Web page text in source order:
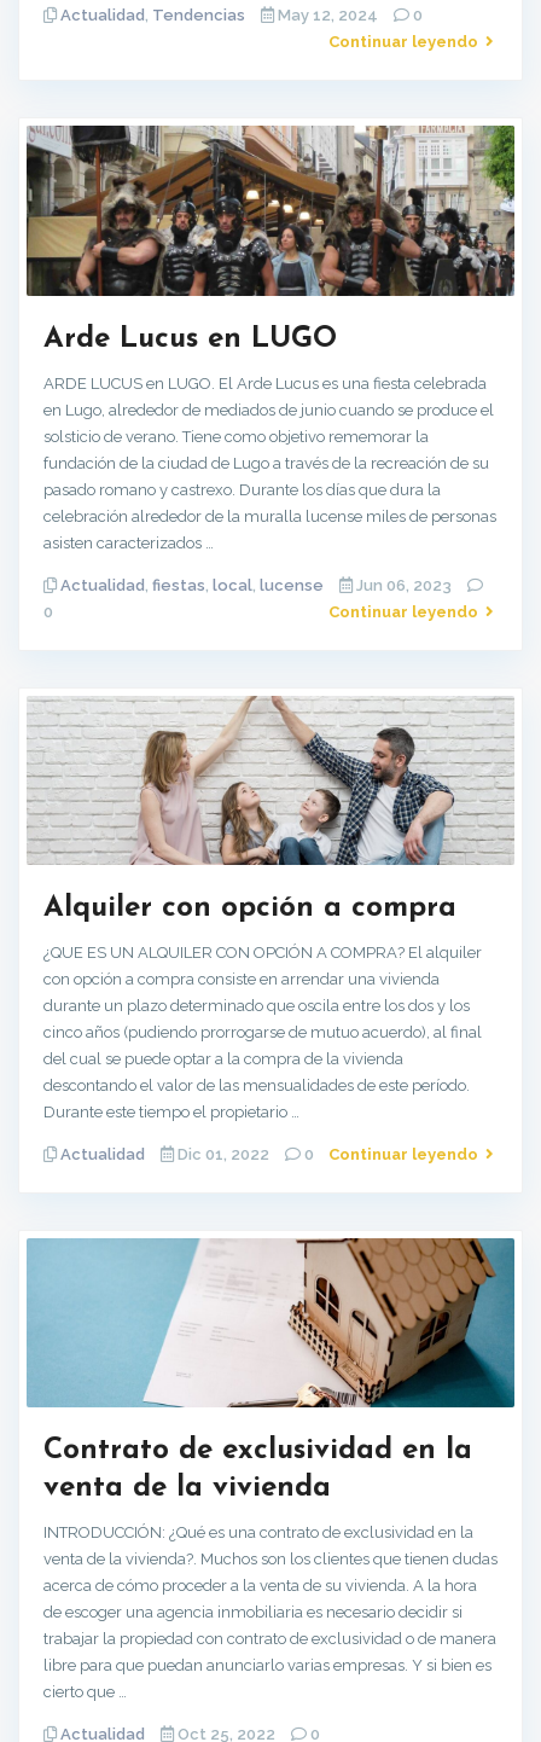
Actualidad, Tendencias May 12, 2024
0
Continuar leyendo
Arde Lucus en LUGO
ARDE LUCUS en LUGO. El Arde Lucus es una fiesta celebrada
en Lugo, alrededor de mediados de junio cuando se produce el
solsticio de verano. Tiene como objetivo rememorar la
fundación de la ciudad de Lugo a través de la recreación de su
pasado romano y castrexo. Durante los días que dura la
celebración alrededor de la muralla lucense miles de personas
asisten caracterizados …
Actualidad fiestas local lucense
Jun 06, 2023
0
Continuar leyendo
Alquiler con opción a compra
¿QUE ES UN ALQUILER CON OPCIÓN A COMPRA? El alquiler
con opción a compra consiste en arrendar una vivienda
durante un plazo determinado que oscila entre los dos y los
cinco años (pudiendo prorrogarse de mutuo acuerdo), al final
del cual se puede optar a la compra de la vivienda
descontando el valor de las mensualidades de este período.
Durante este tiempo el propietario …
Actualidad Dic 01, 2022 0 Continuar leyendo
Contrato de exclusividad en la
venta de la vivienda
INTRODUCCIÓN: ¿Qué es una contrato de exclusividad en la
venta de la vivienda?. Muchos son los clientes que tienen dudas
acerca de cómo proceder a la venta de su vivienda. A la hora
de escoger una agencia inmobiliaria es necesario decidir si
trabajar la propiedad con contrato de exclusividad o de manera
libre para que puedan anunciarlo varias empresas. Y si bien es
cierto que …
Actualidad Oct 25, 2022 0